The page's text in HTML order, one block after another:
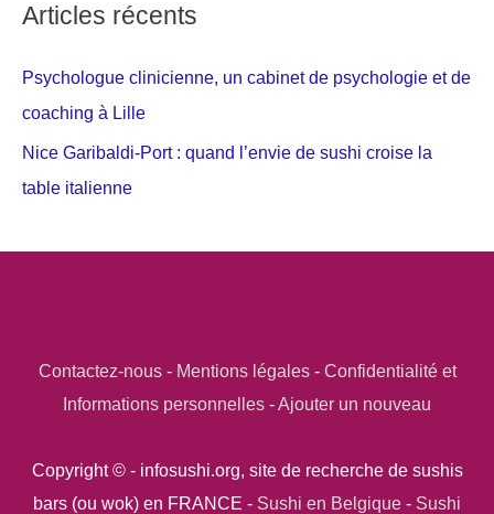
Articles récents
Psychologue clinicienne, un cabinet de psychologie et de
coaching à Lille
Nice Garibaldi-Port : quand l’envie de sushi croise la
table italienne
Contactez-nous- Mentions légales- Confidentialité et
Informations personnelles -Ajouter un nouveau
Copyright © - infosushi.org, site de recherche de sushis
bars (ou wok) en FRANCE - Sushi en Belgique - Sushi